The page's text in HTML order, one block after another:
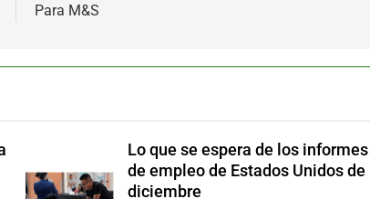
Para M&S
Lo que se espera de los informes
de empleo de Estados Unidos de
diciembre